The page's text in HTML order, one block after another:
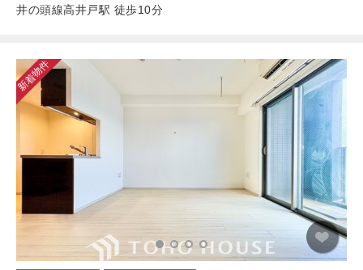
井の頭線高井戸駅 徒歩10分
新着物件